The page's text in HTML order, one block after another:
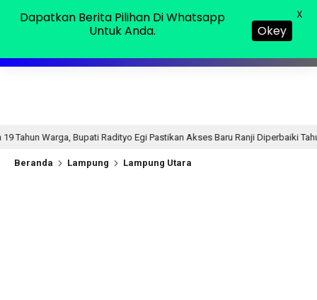
Radityo Egi Pastikan Akses Baru Ranji Diperbaiki Tahun Ini 15
Beranda Lampung Lampung Utara
Dapatkan Berita Pilihan Di Whatsapp
Untuk Anda.
Okey
X